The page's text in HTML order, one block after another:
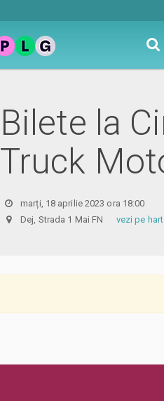
Bilete la
Truck
marți, 18 aprilie 2023 ora 18:00
Dej, Strada 1 Mai FN vezi pe